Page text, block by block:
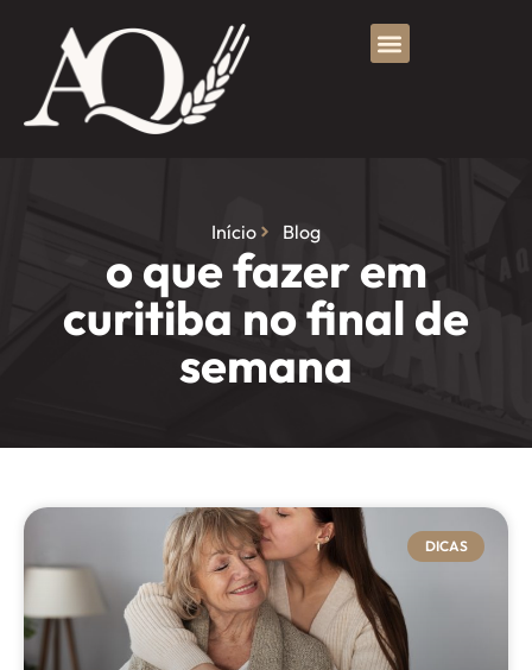
Início Blog
o que fazer em
curitiba no final de
semana
DICAS